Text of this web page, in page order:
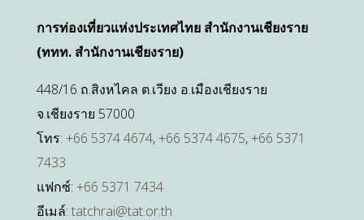
การท่องเที่ยวแห่งประเทศไทย สำนักงานเชียงราย
(ททท. สำนักงานเชียงราย)
448/16 ถ.สิงหไคล ต.เวียง อ.เมืองเชียงราย
จ.เชียงราย 57000
โทร: +66 5374 4674,+66 5374 4675,+66 5371
7433
แฟกซ์: +66 5371 7434
อีเมล์: tatchrai@tat.or.th